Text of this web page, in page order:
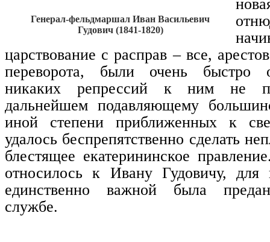
Генерал-фельдмаршал Иван Васильевич
Гудович (1841-1820)
царствование с расправ – все,
переворота, были очень быстро
никаких репрессий к ним не
дальнейшем подавляющему
иной степени приближенных к
удалось беспрепятственно сделать
блестящее екатерининское
относилось к Ивану Гудовичу, для
единственно важной была
службе.